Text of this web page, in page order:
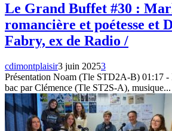
Le Grand Buffet #30 :
romancière et poétesse et
Fabry, ex de Radio /
cdimontplaisir3 juin 20253
Présentation Noam (Tle STD2A-B) 01:17
bac par Clémence (Tle ST2S-A), musique...